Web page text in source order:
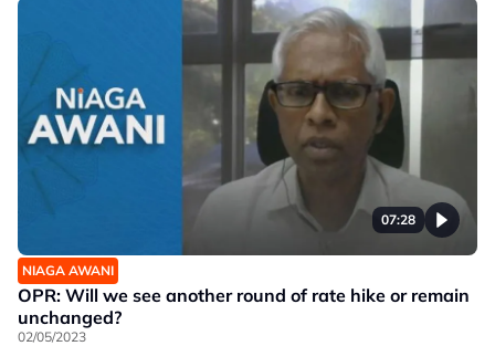
07:28
NIAGA AWANI
OPR: Will we see another round of rate hike or remain
unchanged?
02/05/2023